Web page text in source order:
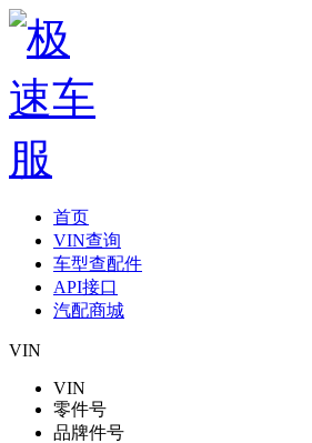
首页
VIN查询
车型查配件
API接口
汽配商城
VIN
VIN
零件号
品牌件号